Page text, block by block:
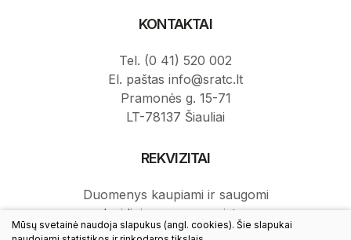
KONTAKTAI
Tel. (0 41) 520 002
El. paštas info@sratc.lt
Pramonės g. 15-71
LT-78137 Šiauliai
REKVIZITAI
Duomenys kaupiami ir saugomi
Juridinių asmenų registre.
Juridinio asmens kodas: 145787276.
Mūsų svetainė naudoja slapukus (angl. cookies). Šie slapukai